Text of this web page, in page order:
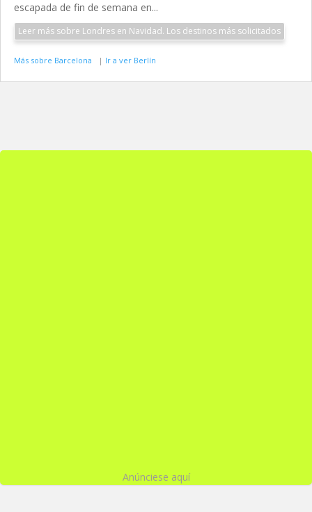
escapada de fin de semana en...
Leer más sobre Londres en Navidad. Los destinos más solicitados
Más sobre Barcelona | Ir a ver Berlín
Anúnciese aquí